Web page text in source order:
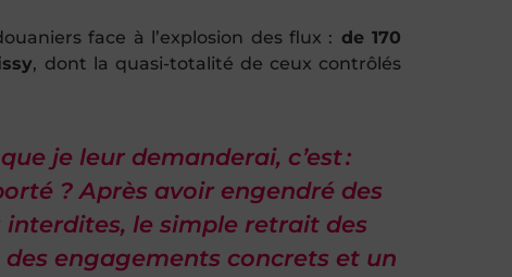
face à l’explosion des flux : de 170
, dont la quasi-totalité de ceux contrôlés
je leur demanderai, c’est :
? Après avoir engendré des
le simple retrait des
engagements concrets et un